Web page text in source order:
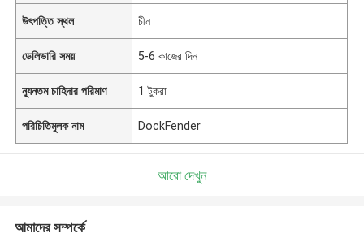
উৎপত্তি স্থল চীন
ডেলিভারি সময় 5-6 কাজের দিন
ন্যূনতম চাহিদার পরিমাণ 1 টুকরা
পরিচিতিমুলক নাম DockFender
আরো দেখুন
আমাদের সম্পর্কে